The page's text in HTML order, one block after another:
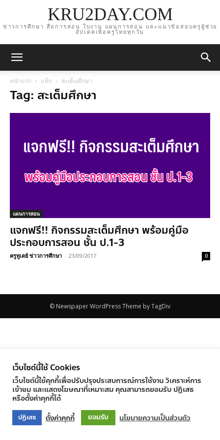
KRU2DAY.COM
ข่าวการศึกษา สื่อการสอน ใบงาน แผนการสอน และแนวข้อสอบครูผู้ช่วย
อัปเดตเพื่อครูไทยทุกวัน
หน้าแรก แท็ก สะเต็มศึกษา
Tag: สะเต็มศึกษา
แผนการสอน
แจกฟรี!! กิจกรรมสะเต็มศึกษา พร้อมคู่มือ
ประกอบการสอน ชั้น ป.1-3
ครูทูเดย์ ข่าวการศึกษา - 23/09/2017 0
© Newspaper WordPress Theme by TagDiv
เว็บไซต์นี้ใช้ Cookies
เว็บไซต์นี้ใช้คุกกี้เพื่อปรับปรุงประสบการณ์การใช้งาน วิเคราะห์การ
เข้าชม และแสดงโฆษณาที่เหมาะสม คุณสามารถยอมรับ ปฏิเสธ
หรือตั้งค่าคุกกี้ได้
ปฏิเสธ ตั้งค่าคุกกี้ ยอมรับ นโยบายความเป็นส่วนตัว